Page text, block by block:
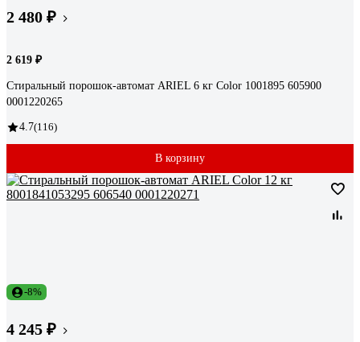
2 480 ₽
2 619 ₽
Стиральный порошок-автомат ARIEL 6 кг Color 1001895 605900
0001220265
4.7(116)
В корзину
-8%
4 245 ₽